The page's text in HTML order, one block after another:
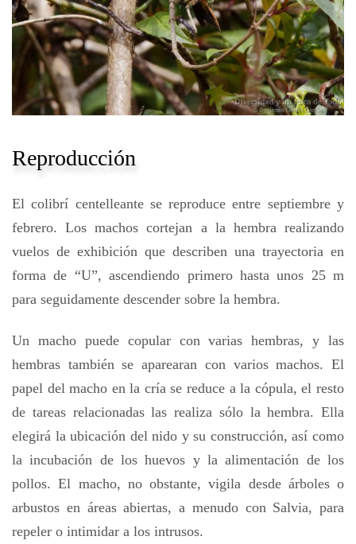
Reproducción
El colibrí centelleante se reproduce entre septiembre y
febrero. Los machos cortejan a la hembra realizando
vuelos de exhibición que describen una trayectoria en
forma de “U”, ascendiendo primero hasta unos 25 m
para seguidamente descender sobre la hembra.
Un macho puede copular con varias hembras, y las
hembras también se aparearan con varios machos. El
papel del macho en la cría se reduce a la cópula, el resto
de tareas relacionadas las realiza sólo la hembra. Ella
elegirá la ubicación del nido y su construcción, así como
la incubación de los huevos y la alimentación de los
pollos. El macho, no obstante, vigila desde árboles o
arbustos en áreas abiertas, a menudo con Salvia, para
repeler o intimidar a los intrusos.